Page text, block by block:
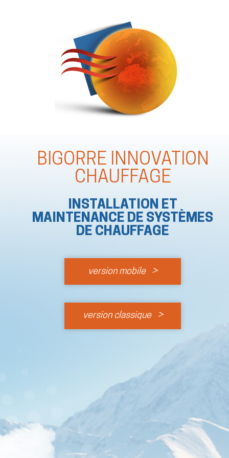
BIGORRE INNOVATION
CHAUFFAGE
INSTALLATION ET
MAINTENANCE DE SYSTÈMES
DE CHAUFFAGE
version mobile >
version classique >